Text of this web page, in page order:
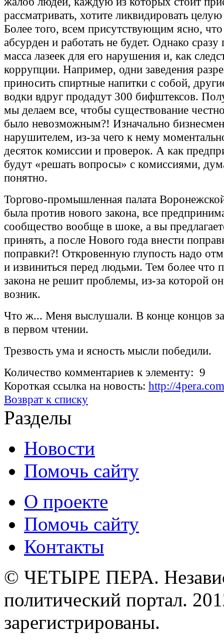
рассматривать, хотите ликвидировать целую
Более того, всем присутствующим ясно, что
абсурден и работать не будет. Однако сразу
масса лазеек для его нарушения и, как
коррупции. Например, одни заведения
приносить спиртные напитки с собой,
водки вдруг продадут 300 бифштексов.
мы делаем все, чтобы существование
было невозможным?! Изначально бизнесмен
нарушителем, из-за чего к нему
десяток комиссии и проверок. А как
будут «решать вопросы» с комиссиями,
понятно.
Торгово-промышленная палата
была против нового закона, все
сообщество вообще в шоке, а вы
принять, а после Нового года внести
поправки?! Откровенную глупость надо
и извиниться перед людьми. Тем более что
закона не решит проблемы, из-за которой
возник.
Что ж... Меня выслушали. В конце концов
в первом чтении.
Трезвость ума и ясность мысли победили.
Количество комментариев к элементу: 9
Короткая ссылка на новость: http://
Возврат к списку
Разделы
Новости
Помочь сайту
О проекте
Помочь сайту
Контакты
© ЧЕТЫРЕ ПЕРА.
политический портал.
зарегистрированы.